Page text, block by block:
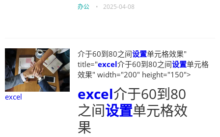
办公 • 2025-04-08
excel
介于60到80之间设置单元格效果"
title="excel介于60到80之间设置单元格
效果" width="200" height="150">
excel介于60到80
之间设置单元格效
果